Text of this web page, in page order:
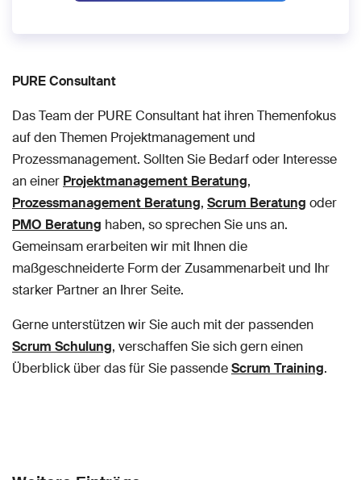
PURE Consultant
Das Team der PURE Consultant hat ihren Themenfokus
auf den Themen Projektmanagement und
Prozessmanagement. Sollten Sie Bedarf oder Interesse
an einer Projektmanagement Beratung,
Prozessmanagement Beratung, Scrum Beratung oder
PMO Beratung haben, so sprechen Sie uns an.
Gemeinsam erarbeiten wir mit Ihnen die
maßgeschneiderte Form der Zusammenarbeit und Ihr
starker Partner an Ihrer Seite.
Gerne unterstützen wir Sie auch mit der passenden
Scrum Schulung, verschaffen Sie sich gern einen
Überblick über das für Sie passendeScrum Training.